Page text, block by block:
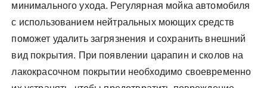
минимального ухода. Регулярная мойка автомобиля
с использованием нейтральных моющих средств
поможет удалить загрязнения и сохранить внешний
вид покрытия. При появлении царапин и сколов на
лакокрасочном покрытии необходимо своевременно